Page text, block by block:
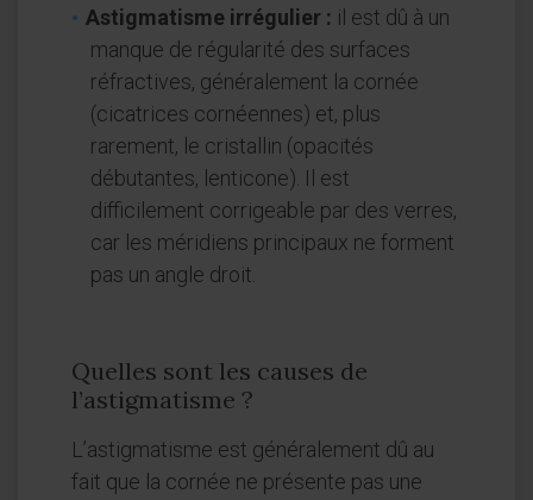
Astigmatisme irrégulier : il est dû à un
manque de régularité des surfaces
réfractives, généralement la cornée
(cicatrices cornéennes) et, plus
rarement, le cristallin (opacités
débutantes, lenticone). Il est
difficilement corrigeable par des verres,
car les méridiens principaux ne forment
pas un angle droit.
Quelles sont les causes de
l’astigmatisme ?
L’astigmatisme est généralement dû au
fait que la cornée ne présente pas une